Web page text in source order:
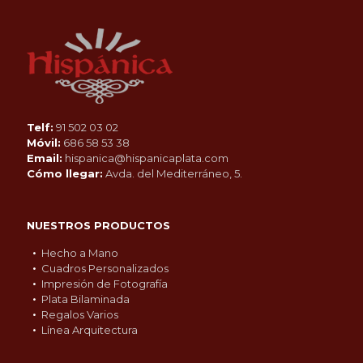
Telf: 91 502 03 02
Móvil: 686 58 53 38
Email: hispanica@hispanicaplata.com
Cómo llegar: Avda. del Mediterráneo, 5.
NUESTROS PRODUCTOS
Hecho a Mano
Cuadros Personalizados
Impresión de Fotografía
Plata Bilaminada
Regalos Varios
Línea Arquitectura